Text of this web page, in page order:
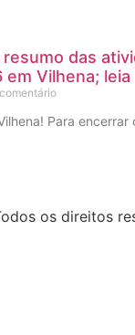
das
Vilhena; leia
Para encerrar
os direitos